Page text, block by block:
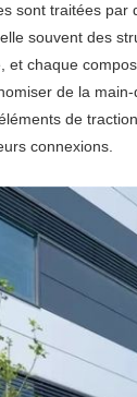
sont traitées
souvent des
et chaque
de la
de
connexions.